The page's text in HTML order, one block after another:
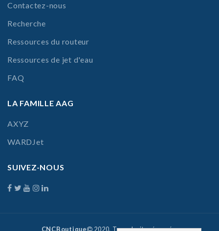
Contactez-nous
Recherche
Ressources du routeur
Ressources de jet d'eau
FAQ
LA FAMILLE AAG
AXYZ
WARDJet
SUIVEZ-NOUS
CNCBoutique 2020. Tous droits réservés.